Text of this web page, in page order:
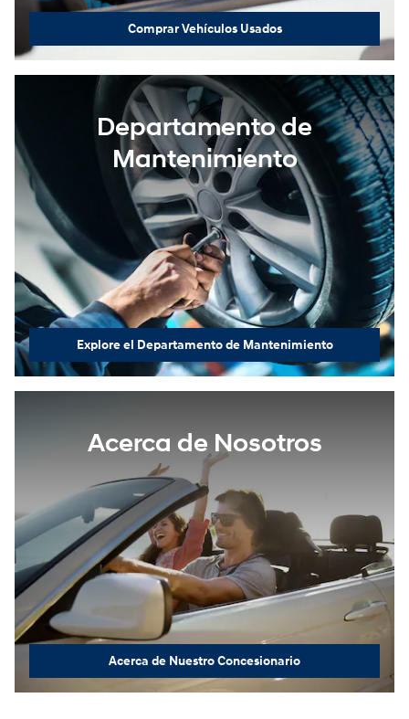
Comprar Vehículos Usados
Departamento de
Mantenimiento
Explore el Departamento de Mantenimiento
Acerca de Nosotros
Acerca de Nuestro Concesionario